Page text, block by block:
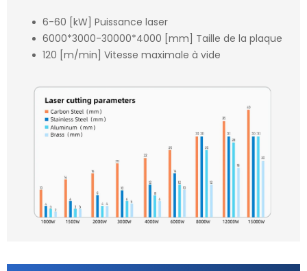
6-60 [kW] Puissance laser
6000*3000-30000*4000 [mm] Taille de la plaque
120 [m/min] Vitesse maximale à vide